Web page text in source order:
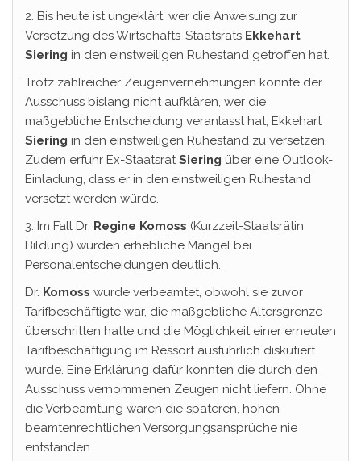
2. Bis heute ist ungeklärt, wer die Anweisung zur
Versetzung des Wirtschafts-Staatsrats Ekkehart
Siering in den einstweiligen Ruhestand getroffen hat.
Trotz zahlreicher Zeugenvernehmungen konnte der
Ausschuss bislang nicht aufklären, wer die
maßgebliche Entscheidung veranlasst hat, Ekkehart
Siering in den einstweiligen Ruhestand zu versetzen.
Zudem erfuhr Ex-StaatsratSiering über eine Outlook-
Einladung, dass er in den einstweiligen Ruhestand
versetzt werden würde.
3. Im Fall Dr. Regine Komoss (Kurzzeit-Staatsrätin
Bildung) wurden erhebliche Mängel bei
Personalentscheidungen deutlich.
Dr. Komoss wurde verbeamtet, obwohl sie zuvor
Tarifbeschäftigte war, die maßgebliche Altersgrenze
überschritten hatte und die Möglichkeit einer erneuten
Tarifbeschäftigung im Ressort ausführlich diskutiert
wurde. Eine Erklärung dafür konnten die durch den
Ausschuss vernommenen Zeugen nicht liefern. Ohne
die Verbeamtung wären die späteren, hohen
beamtenrechtlichen Versorgungsansprüche nie
entstanden.